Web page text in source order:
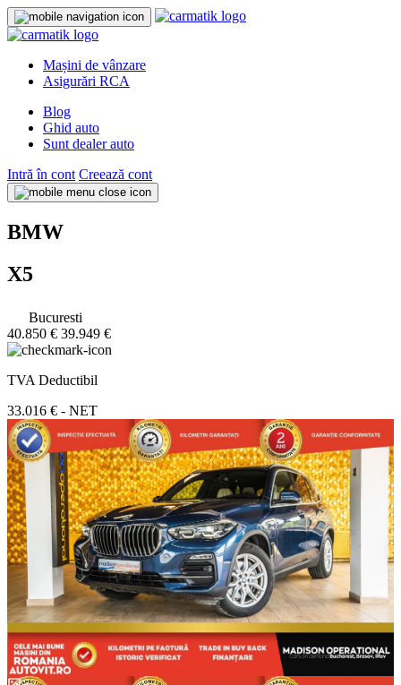
Mașini de vânzare
Asigurări RCA
Blog
Ghid auto
Sunt dealer auto
Intră în cont Creează cont
BMW
X5
Bucuresti
40.850 € 39.949 €
TVA Deductibil
33.016 € - NET